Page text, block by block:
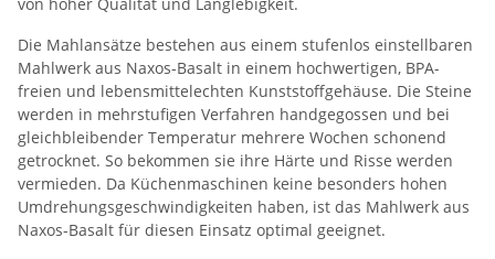
Die Mahlansätze bestehen aus einem stufenlos einstellbaren
Mahlwerk aus Naxos-Basalt in einem hochwertigen, BPA-
freien und lebensmittelechten Kunststoffgehäuse. Die Steine
werden in mehrstufigen Verfahren handgegossen und bei
gleichbleibender Temperatur mehrere Wochen schonend
getrocknet. So bekommen sie ihre Härte und Risse werden
vermieden. Da Küchenmaschinen keine besonders hohen
Umdrehungsgeschwindigkeiten haben, ist das Mahlwerk aus
Naxos-Basalt für diesen Einsatz optimal geeignet.